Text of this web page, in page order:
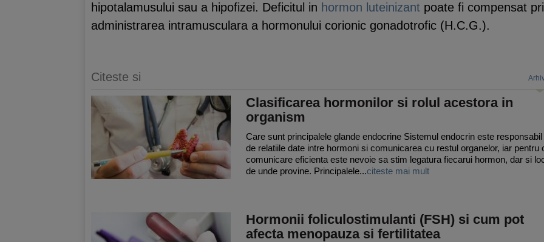
hipotalamusului sau a hipofizei. Deficitul in hormon luteinizant poate fi compensat
administrarea intramusculara a hormonului corionic gonadotrofic (H.C.G.).
Citeste si
Clasificarea hormonilor si rolul acestora in
organism
Care sunt principalele glande endocrine Sistemul endocrin este responsabil
de relatiile date intre hormoni si comunicarea cu restul organelor, iar pentru
comunicare eficienta este nevoie sa stim legatura fiecarui hormon, dar si
de unde provine. Principalele...citeste mai mult
Hormonii foliculostimulanti (FSH) si cum pot
afecta menopauza si fertilitatea